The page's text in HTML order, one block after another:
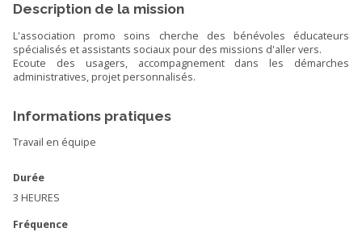
Description de la mission
L'association promo soins cherche des bénévoles éducateurs
spécialisés et assistants sociaux pour des missions d'aller vers.
Ecoute des usagers, accompagnement dans les démarches
administratives, projet personnalisés.
Informations pratiques
Travail en équipe
Durée
3 HEURES
Fréquence